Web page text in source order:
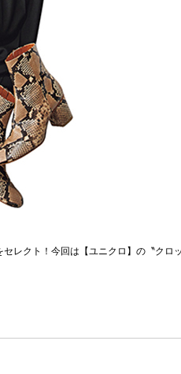
レクト！今回は【ユニクロ】の〝クロ